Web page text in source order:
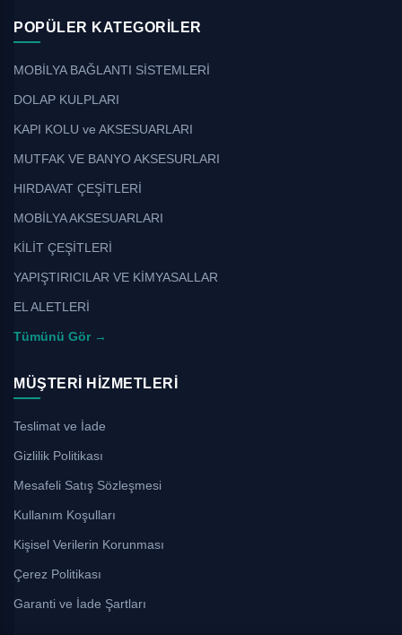
POPÜLER KATEGORILER
MOBİLYA BAĞLANTI SİSTEMLERİ
DOLAP KULPLARI
KAPI KOLU ve AKSESUARLARI
MUTFAK VE BANYO AKSESURLARI
HIRDAVAT ÇEŞİTLERİ
MOBİLYA AKSESUARLARI
KİLİT ÇEŞİTLERİ
YAPIŞTIRICILAR VE KİMYASALLAR
EL ALETLERİ
Tümünü Gör →
MÜŞTERI HIZMETLERI
Teslimat ve İade
Gizlilik Politikası
Mesafeli Satış Sözleşmesi
Kullanım Koşulları
Kişisel Verilerin Korunması
Çerez Politikası
Garanti ve İade Şartları